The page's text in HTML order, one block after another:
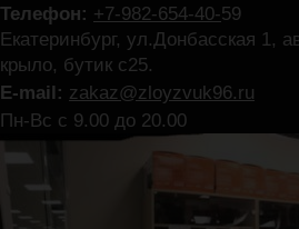
Телефон: +7-982-654-40-59
Екатеринбург, ул.Донбасская 1,
крыло, бутик с25.
E-mail: zakaz@zloyzvuk96.ru
Пн-Вс с 9.00 до 20.00